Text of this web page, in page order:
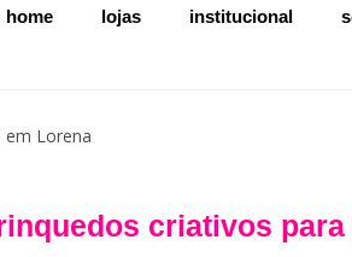
home lojas institucional
em Lorena
criativos